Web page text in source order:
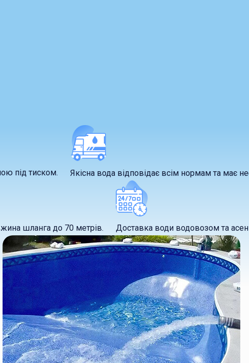
під тиском. Якісна вода відповідає всім нормам та має
шланга до 70 метрів. Доставка води водовозом та